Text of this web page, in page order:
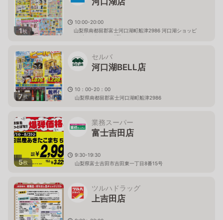
1枚
10:00-20:00
山梨県南都留郡富士河口湖町船津2986 河口湖ショッピ
ングセンターベル2階
7枚
セルバ
河口湖BELL店
10：00-20：00
山梨県南都留郡富士河口湖町船津2986
5枚
業務スーパー
富士吉田店
9:30-19:30
山梨県富士吉田市吉田東一丁目8番15号
ツルハドラッグ
上吉田店